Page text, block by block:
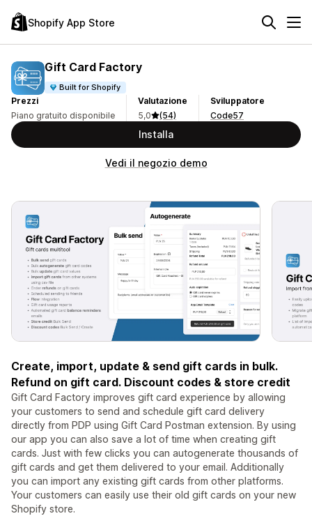
Shopify App Store
Gift Card Factory
Built for Shopify
Prezzi
Piano gratuito disponibile
Valutazione
5,0
(54)
Sviluppatore
Code57
Installa
Vedi il negozio demo
Create, import, update & send gift cards in bulk.
Refund on gift card. Discount codes & store credit
Gift Card Factory improves gift card experience by allowing
your customers to send and schedule gift card delivery
directly from PDP using Gift Card Postman extension. By using
our app you can also save a lot of time when creating gift
cards. Just with few clicks you can autogenerate thousands of
gift cards and get them delivered to your email. Additionally
you can import any existing gift cards from other platforms.
Your customers can easily use their old gift cards on your new
Shopify store.